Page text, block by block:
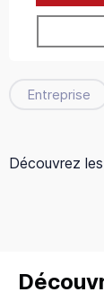
Entreprise
Découvrez